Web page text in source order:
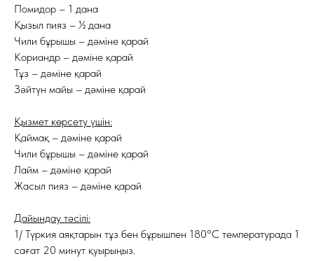
Помидор – 1 дана
Қызыл пияз – ½ дана
Чили бұрышы – дәміне қарай
Кориандр – дәміне қарай
Тұз – дәміне қарай
Зәйтүн майы – дәміне қарай
Қызмет көрсету үшін:
Қаймақ – дәміне қарай
Чили бұрышы – дәміне қарай
Лайм – дәміне қарай
Жасыл пияз – дәміне қарай
Дайындау тәсілі:
1/ Түркия аяқтарын тұз бен бұрышпен 180°C температурада 1
сағат 20 минут қуырыңыз.